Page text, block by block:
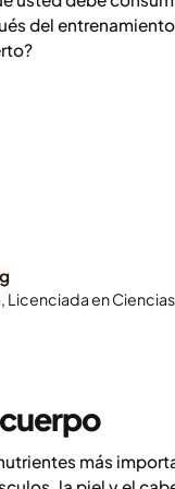
del
Licenciada en
más